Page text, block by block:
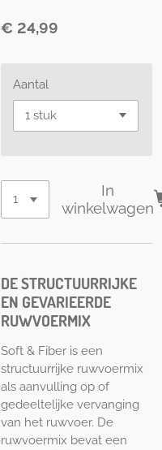
€ 24,99
Aantal
In
winkelwagen
DE STRUCTUURRIJKE
EN GEVARIEERDE
RUWVOERMIX
Soft & Fiber is een
structuurrijke ruwvoermix
als aanvulling op of
gedeeltelijke vervanging
van het ruwvoer. De
ruwvoermix bevat een